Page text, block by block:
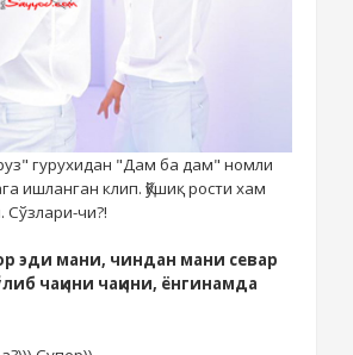
гурухидан "Дам ба дам" номли
ишланган клип. Қўшиқ рости хам
Сўзлари-чи?!
эди мани, чиндан мани севар
чақини чақини, ёнгинамда